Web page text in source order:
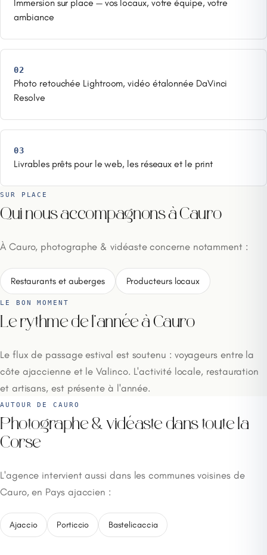
Immersion sur place — vos locaux, votre équipe, votre
ambiance
02
Photo retouchée Lightroom, vidéo étalonnée DaVinci
Resolve
03
Livrables prêts pour le web, les réseaux et le print
SUR PLACE
Qui nous accompagnons à Cauro
À Cauro, photographe & vidéaste concerne notamment :
Restaurants et auberges Producteurs locaux
LE BON MOMENT
Le rythme de l'année à Cauro
Le flux de passage estival est soutenu : voyageurs entre la
côte ajaccienne et le Valinco. L'activité locale, restauration
et artisans, est présente à l'année.
AUTOUR DE CAURO
Photographe & vidéaste dans toute la
Corse
L'agence intervient aussi dans les communes voisines de
Cauro, en Pays ajaccien :
Ajaccio Porticcio Bastelicaccia